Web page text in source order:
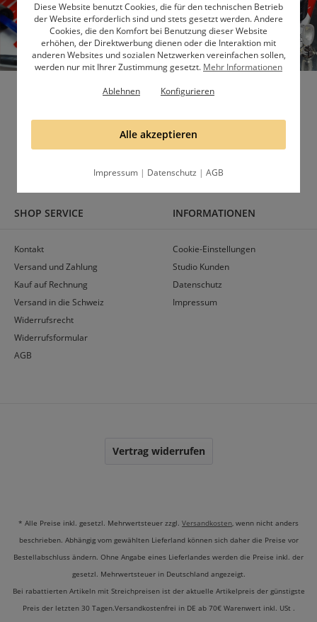
Folge uns und lerne uns besser kennen
Gruppe Profil
SHOP SERVICE
Kontakt
Versand und Zahlung
Kauf auf Rechnung
Versand in die Schweiz
Widerrufsrecht
Widerrufsformular
AGB
INFORMATIONEN
Cookie-Einstellungen
Studio Kunden
Datenschutz
Impressum
Vertrag widerrufen
* Alle Preise inkl. gesetzl. Mehrwertsteuer zzgl. Versandkosten , wenn nicht anders
beschrieben. Abhängig vom gewählten Lieferland können sich daher die Preise vor
Bestellabschluss ändern. Ohne Angabe eines Lieferlandes werden die Preise inkl. der
gesetzl. Mehrwertsteuer in Deutschland angezeigt.
Bei rabattierten Artikeln mit Streichpreisen ist der aktuelle Artikelpreis der günstigste
Preis der letzten 30 Tagen.Versandkostenfrei in DE ab 70€ Warenwert inkl. USt .
Diese Website benutzt Cookies, die für den technischen Betrieb
der Website erforderlich sind und stets gesetzt werden. Andere
Cookies, die den Komfort bei Benutzung dieser Website
erhöhen, der Direktwerbung dienen oder die Interaktion mit
anderen Websites und sozialen Netzwerken vereinfachen sollen,
werden nur mit Ihrer Zustimmung gesetzt. Mehr Informationen
Ablehnen
Konfigurieren
Alle akzeptieren
Impressum | Datenschutz | AGB